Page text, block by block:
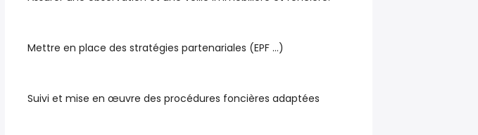
Mettre en place des stratégies partenariales (EPF …)
Suivi et mise en œuvre des procédures foncières adaptées